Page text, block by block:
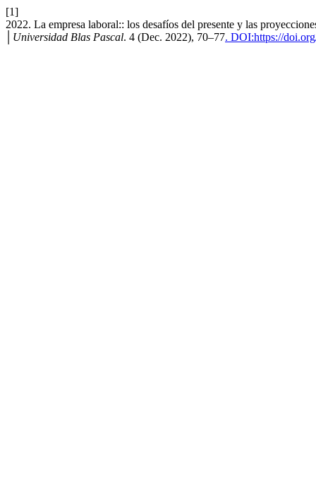
[1]
2022. La empresa laboral:: los desafíos del presente y las
│Universidad Blas Pascal. 4 (Dec. 2022), 70–77. DOI:https://